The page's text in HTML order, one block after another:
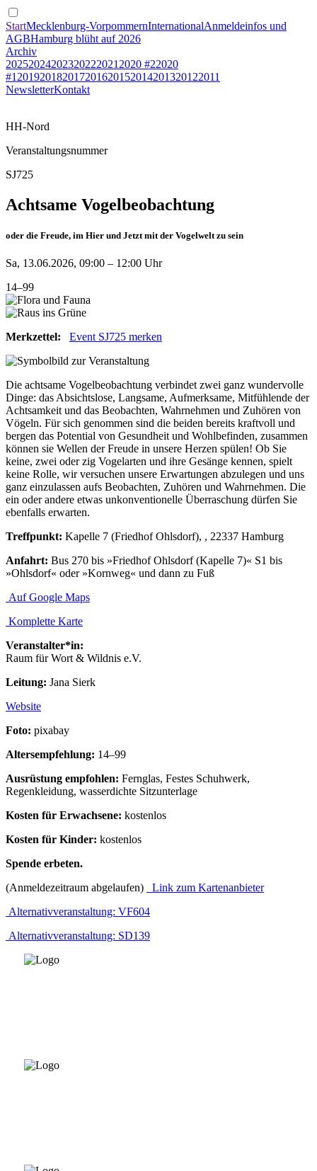
StartMecklenburg-VorpommernInternationalAnmeldeinfos und
AGBHamburg blüht auf 2026
Archiv
20252024202320222021 2020 #22020
#1 201920182017201620152014201320122011
NewsletterKontakt
HH-Nord
Veranstaltungsnummer
SJ725
Achtsame Vogelbeobachtung
oder die Freude, im Hier und Jetzt mit der Vogelwelt zu sein
Sa, 13.06.2026, 09:00 – 12:00 Uhr
14–99
Merkzettel: Event SJ725 merken
Die achtsame Vogelbeobachtung verbindet zwei ganz wundervolle
Dinge: das Absichtslose, Langsame, Aufmerksame, Mitfühlende der
Achtsamkeit und das Beobachten, Wahrnehmen und Zuhören von
Vögeln. Für sich genommen sind die beiden bereits kraftvoll und
bergen das Potential von Gesundheit und Wohlbefinden, zusammen
können sie Wellen der Freude in unsere Herzen spülen! Ob Sie
keine, zwei oder zig Vogelarten und ihre Gesänge kennen, spielt
keine Rolle, wir versuchen unsere Erwartungen abzulegen und uns
ganz einzulassen aufs Beobachten, Zuhören und Wahrnehmen. Die
ein oder andere etwas unkonventionelle Überraschung dürfen Sie
ebenfalls erwarten.
Treffpunkt: Kapelle 7 (Friedhof Ohlsdorf), , 22337 Hamburg
Anfahrt: Bus 270 bis »Friedhof Ohlsdorf (Kapelle 7)« S1 bis
»Ohlsdorf« oder »Kornweg« und dann zu Fuß
Auf Google Maps
Komplette Karte
Veranstalter*in:
Raum für Wort & Wildnis e.V.
Leitung: Jana Sierk
Website
Foto: pixabay
Altersempfehlung: 14–99
Ausrüstung empfohlen: Fernglas, Festes Schuhwerk,
Regenkleidung, wasserdichte Sitzunterlage
Kosten für Erwachsene: kostenlos
Kosten für Kinder: kostenlos
Spende erbeten.
(Anmeldezeitraum abgelaufen)
Link zum Kartenanbieter
Alternativveranstaltung: VF604
Alternativveranstaltung: SD139